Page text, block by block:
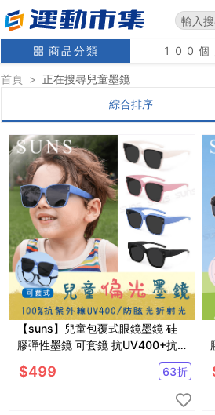
商品分類 100個
首頁 > 正在搜尋兒童墨鏡
綜合排序
【suns】兒童包覆式眼鏡墨鏡 硅
膠彈性墨鏡 可套鏡 抗UV400+抗
$499 63折